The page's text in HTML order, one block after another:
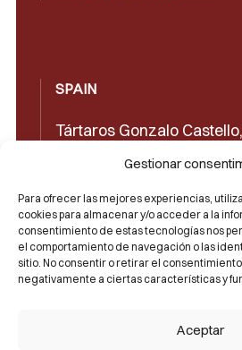
Gestionar
Para ofrecer las mejores experiencias,
cookies para almacenar y/o acceder a la
consentimiento de estas tecnologías nos
el comportamiento de navegación o las
sitio. No consentir o retirar el
negativamente a ciertas características y
Aceptar
SPAIN
Tártaros Gonzalo
Concepción Arenal, 32
+34965602489
+34965606350
sales@castello1907.com